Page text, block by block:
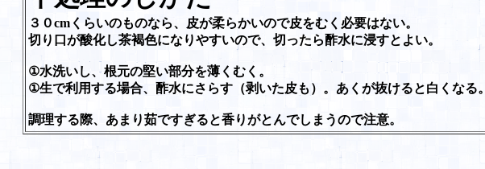
３０cmくらいのものなら、皮が柔らかいので皮をむく必要はない。
切り口が酸化し茶褐色になりやすいので、切ったら酢水に浸すとよい。
①水洗いし、根元の堅い部分を薄くむく。
①生で利用する場合、酢水にさらす（剥いた皮も）。あくが抜けると白くなる。
調理する際、あまり茹ですぎると香りがとんでしまうので注意。